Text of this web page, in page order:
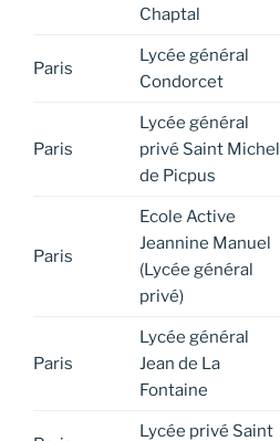
Chaptal
Paris
Lycée général
Condorcet
Paris
Lycée général
privé Saint Michel
de Picpus
Paris
Ecole Active
Jeannine Manuel
(Lycée général
privé)
Paris
Lycée général
Jean de La
Fontaine
Lycée privé Saint